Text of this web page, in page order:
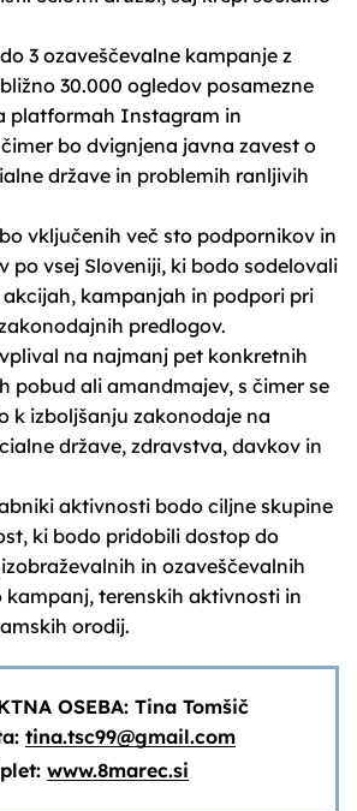
3 ozaveščevalne kampanje z
30.000 ogledov posamezne
platformah Instagram in
bo dvignjena javna zavest o
države in problemih ranljivih
vključenih več sto podpornikov in
po vsej Sloveniji, ki bodo sodelovali
kampanjah in podpori pri
predlogov.
na najmanj pet konkretnih
pobud ali amandmajev, s čimer se
k izboljšanju zakonodaje na
države, zdravstva, davkov in
aktivnosti bodo ciljne skupine
ki bodo pridobili dostop do
in ozaveščevalnih
kampanj, terenskih aktivnosti in
orodij.
OSEBA: Tina Tomšič
tina.tsc99@gmail.com
www.8marec.si